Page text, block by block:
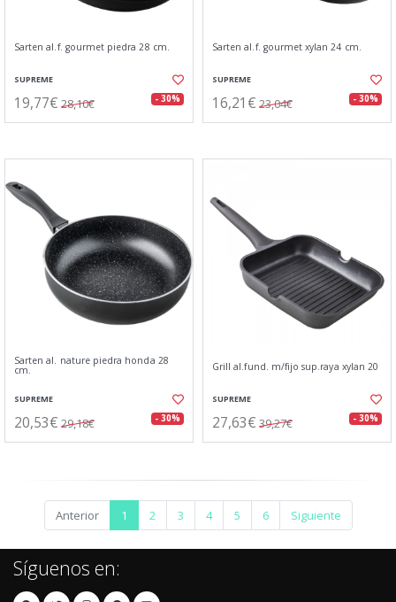
Sarten al.f. gourmet piedra 28 cm.
SUPREME
19,77€ 28,10€ - 30%
Sarten al.f. gourmet xylan 24 cm.
SUPREME
16,21€ 23,04€ - 30%
Sarten al. nature piedra honda 28
cm.
SUPREME
20,53€ 29,18€ - 30%
Grill al.fund. m/fijo sup.raya xylan 20
SUPREME
27,63€ 39,27€ - 30%
Anterior 1 2 3 4 5 6 Siguiente
Síguenos en: